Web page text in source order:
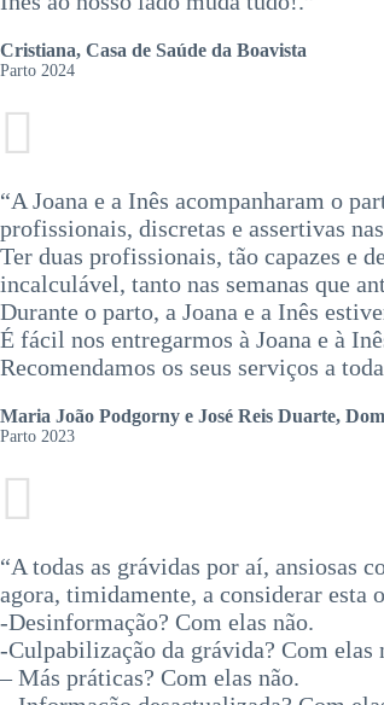
Cristiana, Casa de Saúde da Boavista
Parto 2024
“A Joana e a Inês acompanharam o
profissionais, discretas e assertivas
Ter duas profissionais, tão capazes e
incalculável, tanto nas semanas que
Durante o parto, a Joana e a Inês
É fácil nos entregarmos à Joana e à
Recomendamos os seus serviços a
Maria João Podgorny e José Reis Duarte,
Parto 2023
“A todas as grávidas por aí, ansiosas
agora, timidamente, a considerar esta
-Desinformação? Com elas não.
-Culpabilização da grávida? Com elas
– Más práticas? Com elas não.